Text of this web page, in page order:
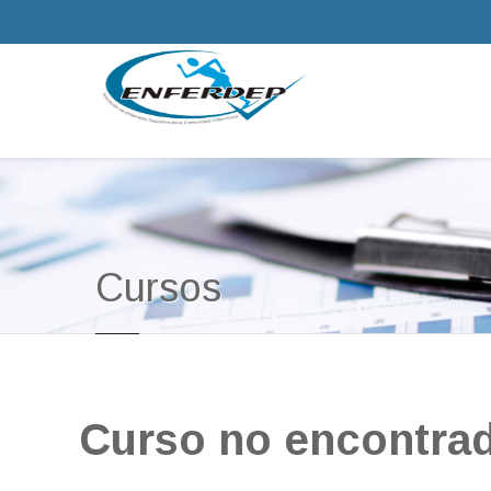
Cursos
Curso no